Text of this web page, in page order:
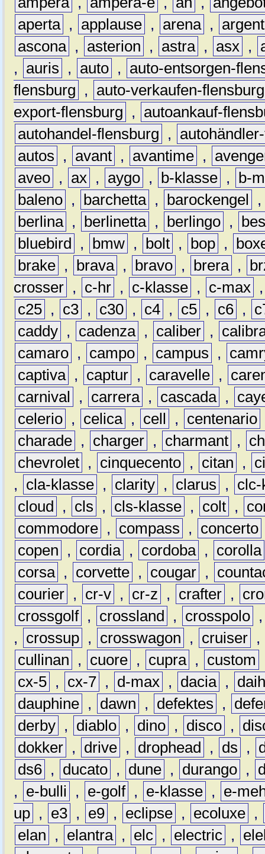
aperta , applause , arena ,
ascona , asterion , astra , asx ,
,
auris , auto ,
auto-entsorgen-
flensburg
,
auto-verkaufen-flensburg
export-flensburg
,
autoankauf-
autohandel-flensburg
,
autos
, avant , avantime ,
aveo , ax , aygo , b-klasse ,
b-
baleno , barchetta , barockengel
berlina , berlinetta , berlingo ,
bluebird
, bmw , bolt , bop ,
brake , brava , bravo , brera ,
crosser , c-hr , c-klasse , c-max
c25 , c3 , c30 , c4 , c5 , c6 ,
caddy , cadenza , caliber ,
camaro , campo , campus ,
captiva , captur , caravelle ,
carnival
, carrera , cascada ,
celerio , celica , cell , centenario
charade , charger , charmant ,
chevrolet , cinquecento , citan ,
,
cla-klasse , clarity , clarus ,
clc-
cloud
, cls , cls-klasse , colt ,
commodore , compass , concerto
copen
, cordia , cordoba ,
corolla
corsa , corvette , cougar ,
courier , cr-v , cr-z , crafter ,
crossgolf , crossland , crosspolo
,
crossup , crosswagon , cruiser ,
cullinan
, cuore , cupra , custom
cx-5 , cx-7 , d-max , dacia ,
dauphine , dawn , defektes ,
derby , diablo , dino , disco ,
dokker , drive , drophead , ds ,
ds6 , ducato , dune , durango ,
,
e-bulli , e-golf , e-klasse ,
e-
up , e3 , e9 , eclipse , ecoluxe ,
elan
, elantra , elc , electric ,